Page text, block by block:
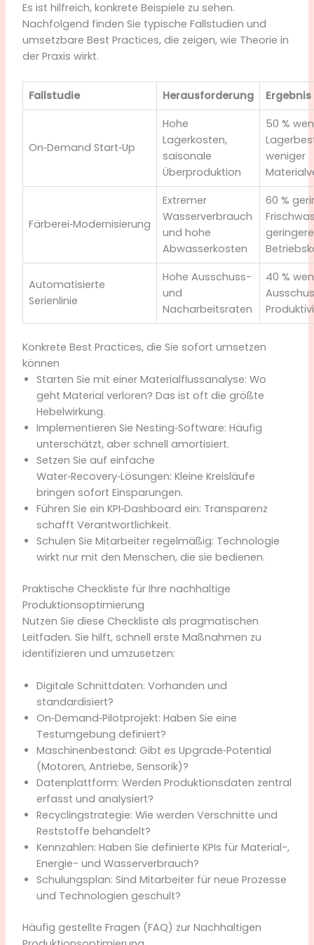
Es ist hilfreich, konkrete Beispiele zu sehen.
Nachfolgend finden Sie typische Fallstudien und
umsetzbare Best Practices, die zeigen, wie Theorie in
der Praxis wirkt.
Fallstudie Herausforderung Ergebnis
On‑Demand Start‑Up
Hohe
Lagerkosten,
saisonale
Überproduktion
50 %
weniger
Färberei‑Modernisierung
Extremer
Wasserverbrauch
und hohe
Abwasserkosten
60 %
geringere
Automatisierte
Serienlinie
Hohe Ausschuss-
und
Nacharbeitsraten
40 %
Konkrete Best Practices, die Sie sofort umsetzen
können
Starten Sie mit einer Materialflussanalyse: Wo
geht Material verloren? Das ist oft die größte
Hebelwirkung.
Implementieren Sie Nesting‑Software: Häufig
unterschätzt, aber schnell amortisiert.
Setzen Sie auf einfache
Water‑Recovery‑Lösungen: Kleine Kreisläufe
bringen sofort Einsparungen.
Führen Sie ein KPI‑Dashboard ein: Transparenz
schafft Verantwortlichkeit.
Schulen Sie Mitarbeiter regelmäßig: Technologie
wirkt nur mit den Menschen, die sie bedienen.
Praktische Checkliste für Ihre nachhaltige
Produktionsoptimierung
Nutzen Sie diese Checkliste als pragmatischen
Leitfaden. Sie hilft, schnell erste Maßnahmen zu
identifizieren und umzusetzen:
Digitale Schnittdaten: Vorhanden und
standardisiert?
On‑Demand‑Pilotprojekt: Haben Sie eine
Testumgebung definiert?
Maschinenbestand: Gibt es Upgrade‑Potential
(Motoren, Antriebe, Sensorik)?
Datenplattform: Werden Produktionsdaten zentral
erfasst und analysiert?
Recyclingstrategie: Wie werden Verschnitte und
Reststoffe behandelt?
Kennzahlen: Haben Sie definierte KPIs für Material-,
Energie- und Wasserverbrauch?
Schulungsplan: Sind Mitarbeiter für neue Prozesse
und Technologien geschult?
Häufig gestellte Fragen (FAQ) zur Nachhaltigen